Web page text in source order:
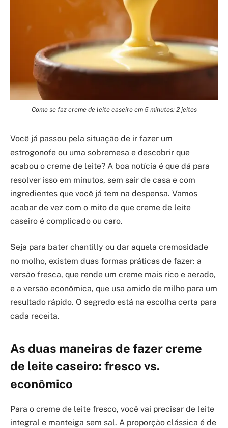
Como se faz creme de leite caseiro em 5 minutos: 2 jeitos
Você já passou pela situação de ir fazer um
estrogonofe ou uma sobremesa e descobrir que
acabou o creme de leite? A boa notícia é que dá para
resolver isso em minutos, sem sair de casa e com
ingredientes que você já tem na despensa. Vamos
acabar de vez com o mito de que creme de leite
caseiro é complicado ou caro.
Seja para bater chantilly ou dar aquela cremosidade
no molho, existem duas formas práticas de fazer: a
versão fresca, que rende um creme mais rico e aerado,
e a versão econômica, que usa amido de milho para um
resultado rápido. O segredo está na escolha certa para
cada receita.
As duas maneiras de fazer creme
de leite caseiro: fresco vs.
econômico
Para o creme de leite fresco, você vai precisar de leite
integral e manteiga sem sal. A proporção clássica é de